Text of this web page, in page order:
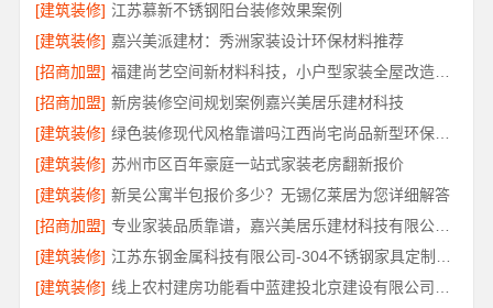
[建筑装修] 江苏慕新不锈钢阳台装修效果案例
[建筑装修] 嘉兴美派建材：秀洲家装设计环保材料推荐
[招商加盟]
福建尚艺空间新材料科技，小户型家装全屋改造优选报价
[招商加盟] 新房装修空间规划案例嘉兴美居乐建材科技
[建筑装修]
绿色装修现代风格靠谱吗江西尚宅尚品新型环保材料有限公司
[建筑装修] 苏州市区百年豪庭一站式家装老房翻新报价
[建筑装修] 新吴公寓半包报价多少？无锡亿莱居为您详细解答
[招商加盟]
专业家装品质靠谱，嘉兴美居乐建材科技有限公司装修
[建筑装修]
[建筑装修]